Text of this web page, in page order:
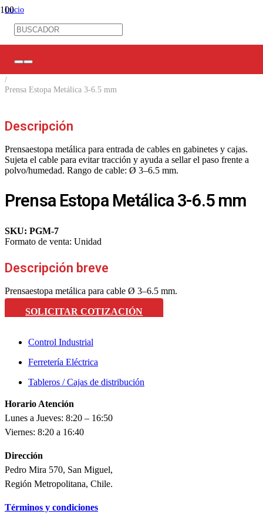
Inicio
Ferretería Eléctrica
/
Prensa Estopa Metálica 3-6.5 mm
Descripción
Prensaestopa metálica para entrada de cables en gabinetes y cajas.
Sujeta el cable para evitar tracción y ayuda a sellar el paso frente a
polvo/humedad. Rango de cable: Ø 3–6.5 mm.
Prensa Estopa Metálica 3-6.5 mm
SKU: PGM-7
Formato de venta: Unidad
Descripción breve
Prensaestopa metálica para cable Ø 3–6.5 mm.
SOLICITAR COTIZACIÓN
Control Industrial
Ferretería Eléctrica
Tableros / Cajas de distribución
Horario Atención
Lunes a Jueves: 8:20 – 16:50
Viernes: 8:20 a 16:40
Dirección
Pedro Mira 570, San Miguel,
Región Metropolitana, Chile.
Términos y condiciones